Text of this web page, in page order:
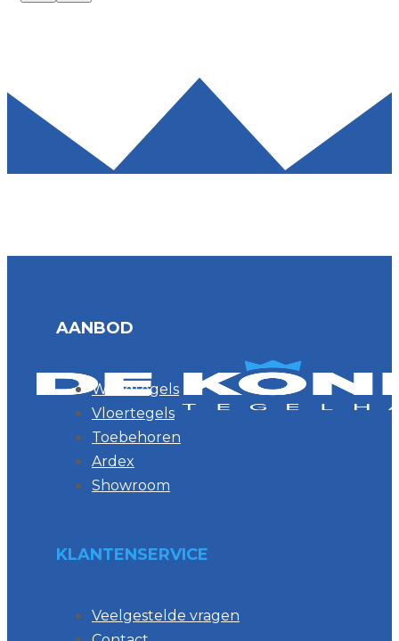
AANBOD
Wandtegels
Vloertegels
Toebehoren
Ardex
Showroom
KLANTENSERVICE
Veelgestelde vragen